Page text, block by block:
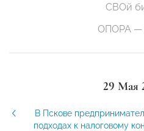
СВОй
ОПОРА —
29 Мая
В Пскове
подходах к налоговому